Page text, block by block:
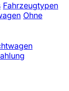
Fahrzeugtypen
Ohne